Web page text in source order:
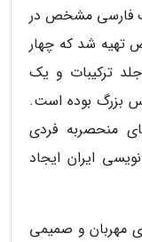
فارسی مشخص در
شد که چهار
ترکیبات و یک
بزرگ بوده است.
منحصربه فردی
ایران ایجاد
مهربان و صمیمی